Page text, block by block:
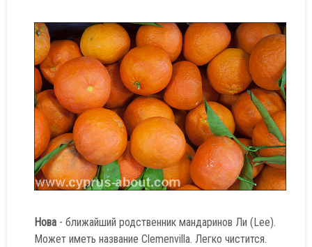
Нова - ближайший родственник мандаринов Ли (Lee).
Может иметь название Clemenvilla. Легко чистится.